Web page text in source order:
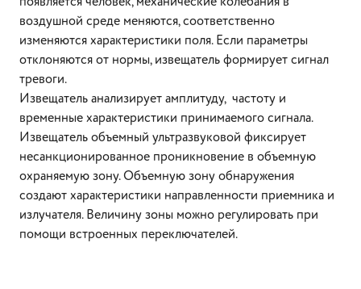
воздушной среде меняются, соответственно
изменяются характеристики поля. Если параметры
отклоняются от нормы, извещатель формирует сигнал
тревоги.
Извещатель анализирует амплитуду, частоту и
временные характеристики принимаемого сигнала.
Извещатель объемный ультразвуковой фиксирует
несанкционированное проникновение в объемную
охраняемую зону. Объемную зону обнаружения
создают характеристики направленности приемника и
излучателя. Величину зоны можно регулировать при
помощи встроенных переключателей.